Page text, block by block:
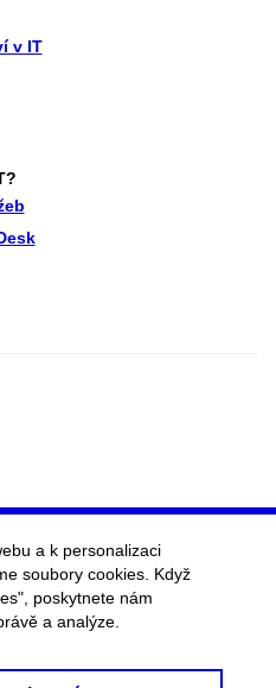
v IT
a k personalizaci
soubory cookies. Když
poskytnete nám
a analýze.